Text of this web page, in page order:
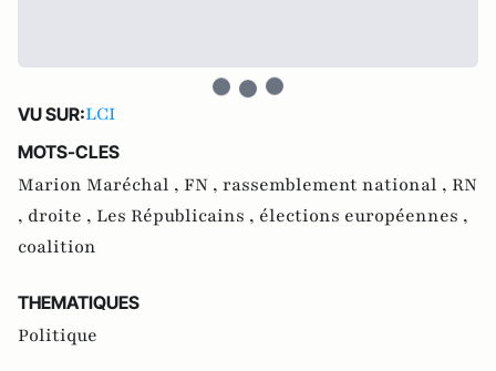
VU SUR:LCI
MOTS-CLES
Marion Maréchal , FN , rassemblement national , RN
, droite , Les Républicains , élections européennes ,
coalition
THEMATIQUES
Politique